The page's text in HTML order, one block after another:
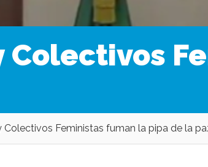
Colectivos
Colectivos Feministas fuman la pipa de la